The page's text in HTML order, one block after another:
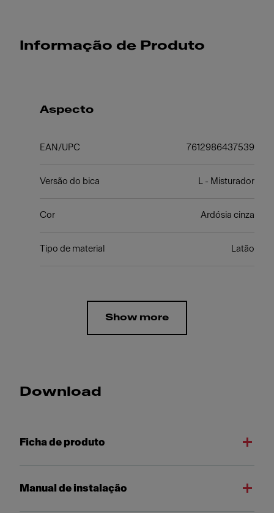
Informação de Produto
Aspecto
EAN/UPC 7612986437539
Versão do bica L - Misturador
Cor Ardósia cinza
Tipo de material Latão
Show more
Download
Ficha de produto
Manual de instalação